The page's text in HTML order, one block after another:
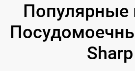
Популярные
Sharp